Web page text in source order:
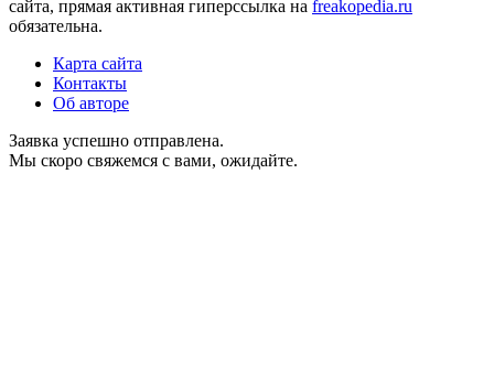
сайта, прямая активная гиперссылка на freakopedia.ru
обязательна.
Карта сайта
Контакты
Об авторе
Заявка успешно отправлена.
Мы скоро свяжемся с вами, ожидайте.